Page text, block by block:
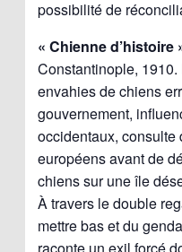
possibilité de
« Chienne d’histoire
Constantinople,
envahies de chiens
gouvernement,
occidentaux, consulte
européens avant de
chiens sur une île
À travers le double
mettre bas et du
raconte un exil forcé